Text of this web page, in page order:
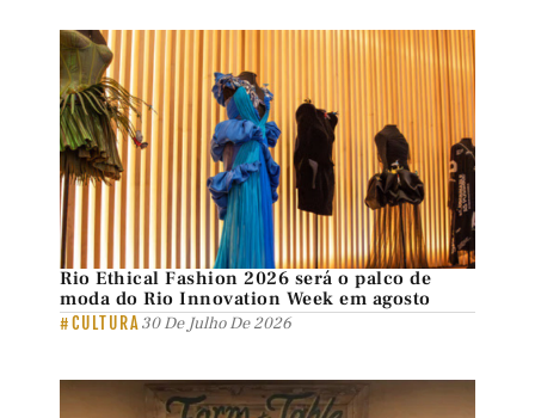
Rio Ethical Fashion 2026 será o palco de
moda do Rio Innovation Week em agosto
#CULTURA30 De Julho De 2026